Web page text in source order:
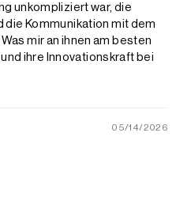
unkompliziert war, die
Kommunikation mit dem
mir an ihnen am besten
ihre Innovationskraft bei
05/14/2026